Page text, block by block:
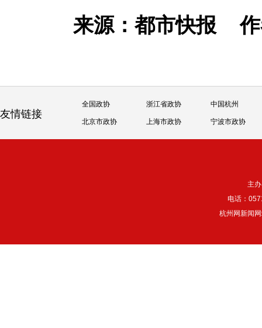
来源：都市快报
友情链接
全国政协 浙江省政协 中国杭州
北京市政协 上海市政协 宁波市政协
主
电话：
杭州网新闻